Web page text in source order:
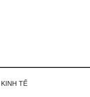
KINH TẾ